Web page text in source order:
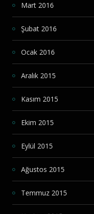
Mart 2016
Şubat 2016
Ocak 2016
Aralık 2015
Kasım 2015
Ekim 2015
Eylül 2015
Ağustos 2015
Temmuz 2015